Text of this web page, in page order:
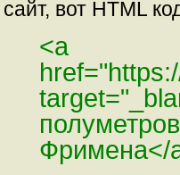
сайт, вот HTML
<a
Фримена</